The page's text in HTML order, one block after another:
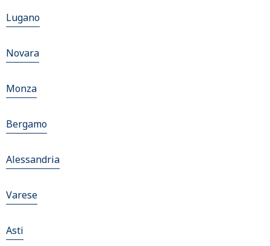
Lugano
Novara
Monza
Bergamo
Alessandria
Varese
Asti